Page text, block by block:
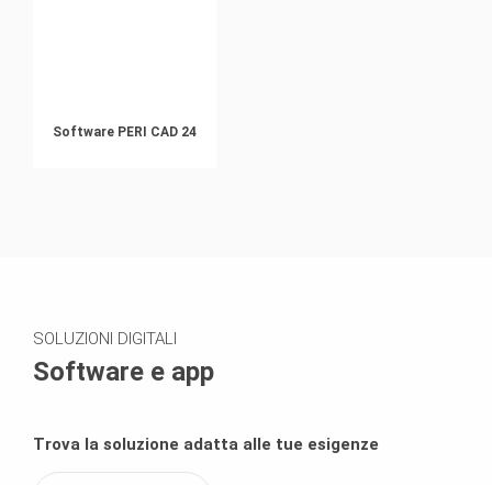
Software PERI CAD 24
SOLUZIONI DIGITALI
Software e app
Trova la soluzione adatta alle tue esigenze